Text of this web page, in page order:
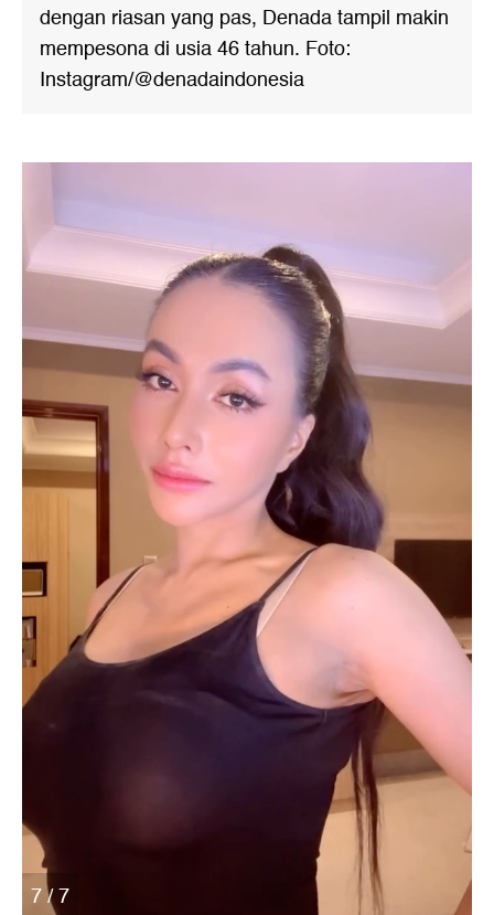
dengan riasan yang pas, Denada tampil makin
mempesona di usia 46 tahun. Foto:
Instagram/@denadaindonesia
7 / 7